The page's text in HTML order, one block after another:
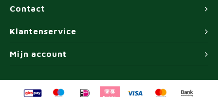
Contact
Klantenservice
Mijn account